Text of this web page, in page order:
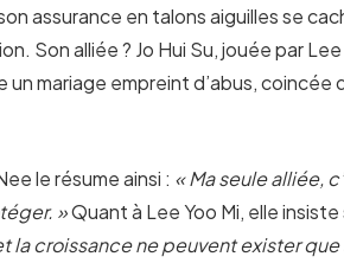
assurance en talons aiguilles se
Son alliée ? Jo Hui Su, jouée par Lee
mariage empreint d’abus, coincée
le résume ainsi : « Ma seule alliée,
»Quant à Lee Yoo Mi, elle insiste
la croissance ne peuvent exister que